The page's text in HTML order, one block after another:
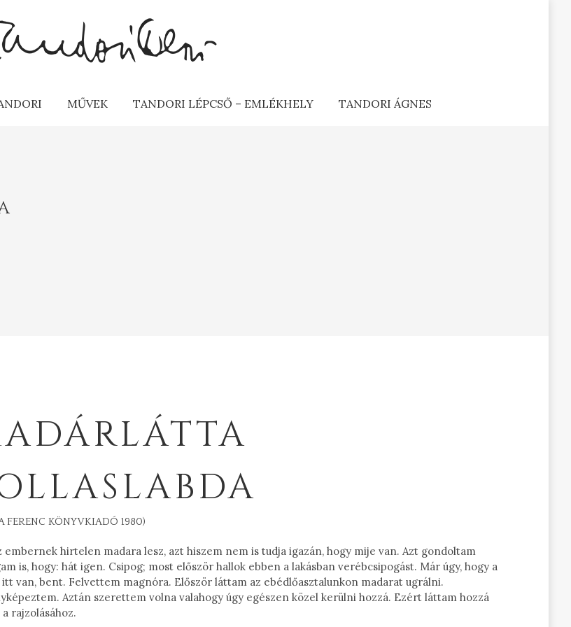
MŰVEK TANDORI LÉPCSŐ – EMLÉKHELY TANDORI ÁGNES
FERENC KÖNYVKIADÓ 1980)
embernek hirtelen madara lesz, azt hiszem nem is tudja igazán, hogy mije van. Azt gondoltam
is, hogy: hát igen. Csipog; most először hallok ebben a lakásban verébcsipogást. Már úgy, hogy a
van, bent. Felvettem magnóra. Először láttam az ebédlőasztalunkon madarat ugrálni.
Aztán szerettem volna valahogy úgy egészen közel kerülni hozzá. Ezért láttam hozzá
rajzolásához.